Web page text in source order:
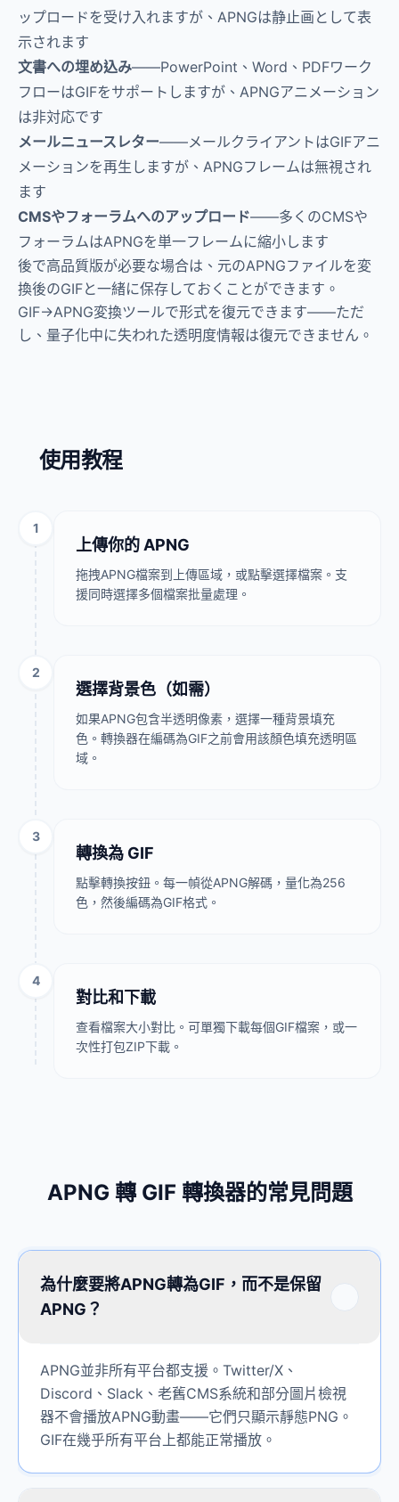
ップロードを受け入れますが、APNGは静止画として表
示されます
文書への埋め込み——PowerPoint、Word、PDFワーク
フローはGIFをサポートしますが、APNGアニメーション
は非対応です
メールニュースレター——メールクライアントはGIFアニ
メーションを再生しますが、APNGフレームは無視され
ます
CMSやフォーラムへのアップロード——多くのCMSや
フォーラムはAPNGを単一フレームに縮小します
後で高品質版が必要な場合は、元のAPNGファイルを変
換後のGIFと一緒に保存しておくことができます。
GIF→APNG変換ツールで形式を復元できます——ただ
し、量子化中に失われた透明度情報は復元できません。
使用教程
1
上傳你的 APNG
拖拽APNG檔案到上傳區域，或點擊選擇檔案。支
援同時選擇多個檔案批量處理。
2
選擇背景色（如需）
如果APNG包含半透明像素，選擇一種背景填充
色。轉換器在編碼為GIF之前會用該顏色填充透明區
域。
3
轉換為 GIF
點擊轉換按鈕。每一幀從APNG解碼，量化為256
色，然後編碼為GIF格式。
4
對比和下載
查看檔案大小對比。可單獨下載每個GIF檔案，或一
次性打包ZIP下載。
APNG 轉 GIF 轉換器的常見問題
為什麼要將APNG轉為GIF，而不是保留
APNG？
APNG並非所有平台都支援。Twitter/X、
Discord、Slack、老舊CMS系統和部分圖片檢視
器不會播放APNG動畫——它們只顯示靜態PNG。
GIF在幾乎所有平台上都能正常播放。